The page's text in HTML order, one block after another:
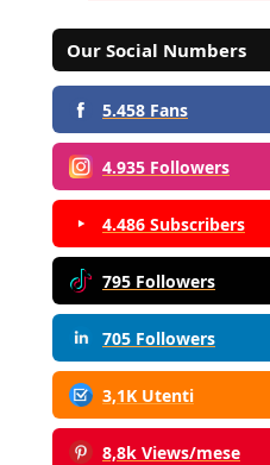
Our Social Numbers
5.458 Fans
4.935 Followers
4.486 Subscribers
795 Followers
705 Followers
3,1K Utenti
8,8k Views/mese